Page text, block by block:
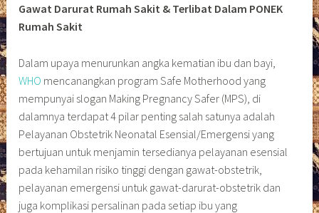
Gawat Darurat Rumah Sakit & Terlibat Dalam PONEK
Rumah Sakit
Dalam upaya menurunkan angka kematian ibu dan bayi,
WHO mencanangkan program Safe Motherhood yang
mempunyai slogan Making Pregnancy Safer (MPS), di
dalamnya terdapat 4 pilar penting salah satunya adalah
Pelayanan Obstetrik Neonatal Esensial/Emergensi yang
bertujuan untuk menjamin tersedianya pelayanan esensial
pada kehamilan risiko tinggi dengan gawat-obstetrik,
pelayanan emergensi untuk gawat-darurat-obstetrik dan
juga komplikasi persalinan pada setiap ibu yang